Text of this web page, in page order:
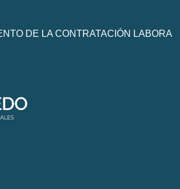
DE LA CONTRATACIÓN LABORA